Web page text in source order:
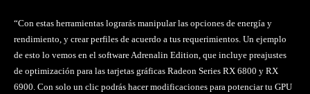
“Con estas herramientas lograrás manipular las opciones de energía y
rendimiento, y crear perfiles de acuerdo a tus requerimientos. Un ejemplo
de esto lo vemos en el software Adrenalin Edition, que incluye preajustes
de optimización para las tarjetas gráficas Radeon Series RX 6800 y RX
6900. Con solo un clic podrás hacer modificaciones para potenciar tu GPU